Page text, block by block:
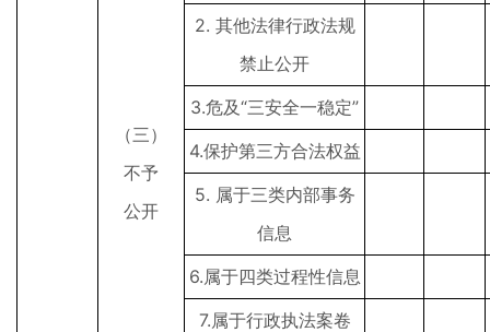
（三）
不予
公开
2. 其他法律行政法规
禁止公开
3.危及“三安全一稳定”
4.保护第三方合法权益
5. 属于三类内部事务
信息
6.属于四类过程性信息
7.属于行政执法案卷